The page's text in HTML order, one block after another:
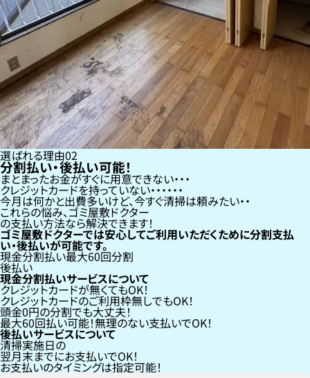
選ばれる理由02
分割払い・後払い可能！
まとまったお金がすぐに用意できない
クレジットカードを持っていない・・・
今月は何かと出費多いけど、今すぐ清掃は頼みたい
これらの悩み、ゴミ屋敷ドクター
の支払い方法なら解決できます！
ゴミ屋敷ドクターでは安心してご利用いただくために分割支払
い・後払いが可能です。
現金分割払い最大60回分割
後払い
現金分割払いサービスについて
クレジットカードが無くてもOK！
クレジットカードのご利用枠無しでもOK！
頭金0円の分割でも大丈夫！
最大60回払い可能！無理のない支払いでOK！
後払いサービスについて
清掃実施日の
翌月末までにお支払いでOK！
お支払いのタイミングは指定可能！